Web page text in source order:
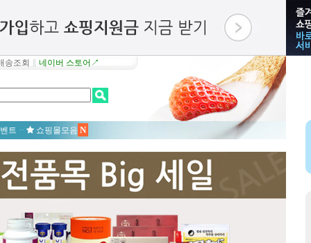
송조회 네이버 스토어↗
트 ·· 쇼핑몰모음 N